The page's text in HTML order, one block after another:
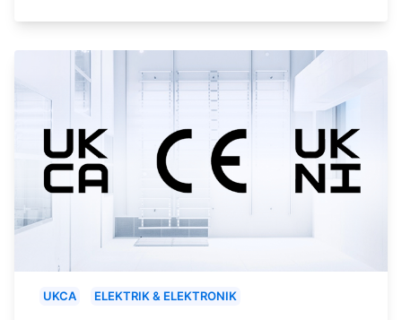
UKCA ELEKTRIK & ELEKTRONIK